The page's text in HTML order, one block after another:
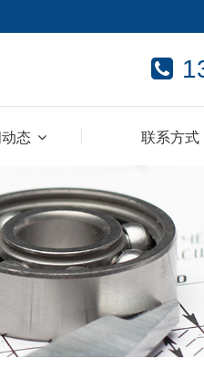
态 联系方式